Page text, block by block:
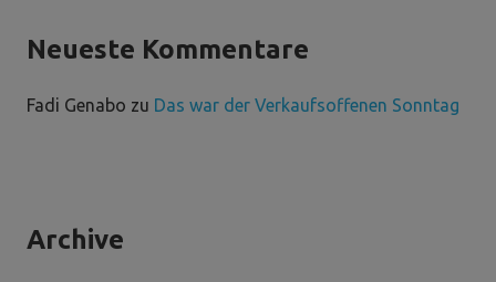
Neueste Kommentare
Fadi Genabo zu Das war der Verkaufsoffenen Sonntag
Archive